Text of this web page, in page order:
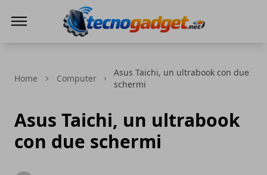
Home Computer
Asus Taichi, un ultrabook con due
schermi
Asus Taichi, un ultrabook
con due schermi